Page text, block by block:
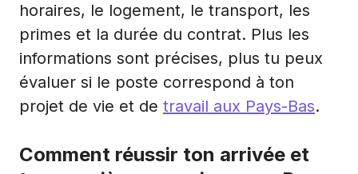
horaires, le logement, le transport, les
primes et la durée du contrat. Plus les
informations sont précises, plus tu peux
évaluer si le poste correspond à ton
projet de vie et de travail aux Pays-Bas.
Comment réussir ton arrivée et